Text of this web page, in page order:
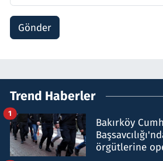
Gönder
Trend Haberler
Bakırköy
örgütlerine
1